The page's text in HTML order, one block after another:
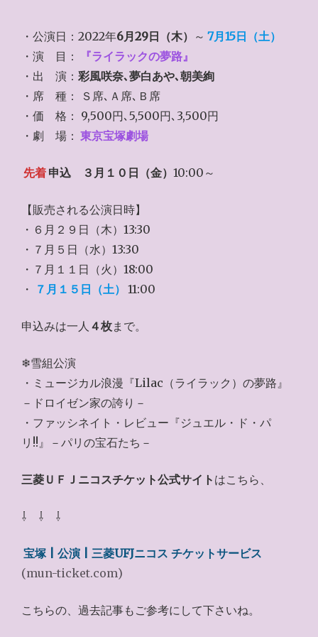
・公演日：2022年6月29日（木） ～ 7月15日（土）
・演 目：
『ライラックの夢路』
・出 演： 彩風咲奈､夢白あや､朝美絢
・席 種： Ｓ席､Ａ席､Ｂ席
・価 格： 9,500円､5,500円､3,500円
・劇 場： 東京宝塚劇場
先着 申込 ３月１０日（金）10:00～
【販売される公演日時】
・６月２９日（木）13:30
・７月５日（水）13:30
・７月１１日（火）18:00
・
７月１５日（土） 11:00
申込みは一人 ４枚まで。
❄雪組公演
・ミュージカル浪漫『Lilac（ライラック）の夢路』
－ドロイゼン家の誇り－
・ファッシネイト・レビュー『ジュエル・ド・パ
リ!!』－パリの宝石たち－
三菱ＵＦＪニコスチケット公式サイト はこちら、
⇩ ⇩ ⇩
宝塚 | 公演 | 三菱UFJニコス チケットサービス
(mun-ticket.com)
こちらの、過去記事もご参考にして下さいね。